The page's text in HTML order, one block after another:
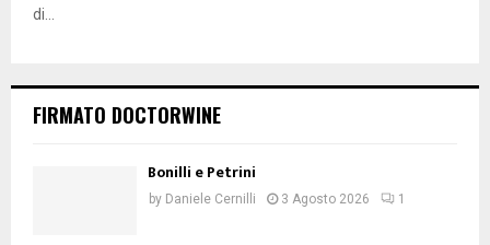
di...
FIRMATO DOCTORWINE
Bonilli e Petrini
by Daniele Cernilli 3 Agosto 2026 1